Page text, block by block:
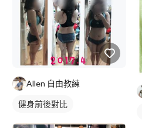
Allen 自由教練
健身前後對比